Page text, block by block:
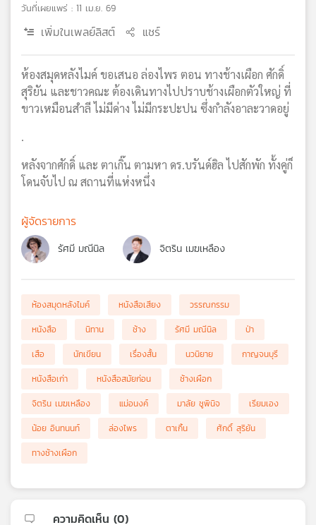
แผนที่
วิทยุ
วันที่เผยแพร่ : 11 เม.ย. 69
เพิ่มในเพลย์ลิสต์ แชร์
ห้องสมุดหลังไมค์ ขอเสนอ ล่องไพร ตอน ทางช้างเผือก ศักดิ์
สุริยัน และชาวคณะ ต้องเดินทางไปปราบช้างเผือกตัวใหญ่ ที่
ขาวเหมือนสำลี ไม่มีด่าง ไม่มีกระปะปน ซึ่งกำลังอาละวาดอยู่
.
หลังจากศักดิ์ และ ตาเกิ๊น ตามหา ดร.บรันด์ฮิล ไปสักพัก ทั้งคู่ก็
โดนจับไป ณ สถานที่แห่งหนึ่ง
ผู้จัดรายการ
รัศมี มณีนิล จิตริน เมฆเหลือง
ห้องสมุดหลังไมค์ หนังสือเสียง
วรรณกรรม
หนังสือ
นิทาน ช้าง รัศมี มณีนิล
ป่า
เสือ
นักเขียน เรื่องสั้น นวนิยาย
กาญจนบุรี
หนังสือเก่า
หนังสือสมัยก่อน
ช้างเผือก
จิตริน เมฆเหลือง
แม่อนงค์ มาลัย ชูพินิจ
เรียมเอง
น้อย อินทนนท์
ล่องไพร ตาเกิ้น
ศักดิ์ สุริยัน
ทางช้างเผือก
ความคิดเห็น (0)